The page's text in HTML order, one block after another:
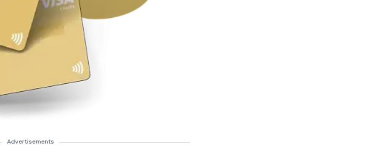
Advertisements